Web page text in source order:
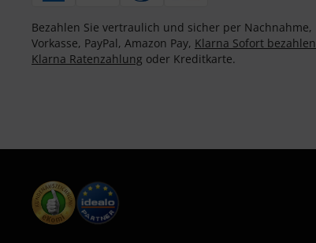
Bezahlen Sie vertraulich und sicher per Nachnahme,
Vorkasse, PayPal, Amazon Pay, Klarna Sofort bezahlen
Klarna Ratenzahlung oder Kreditkarte.